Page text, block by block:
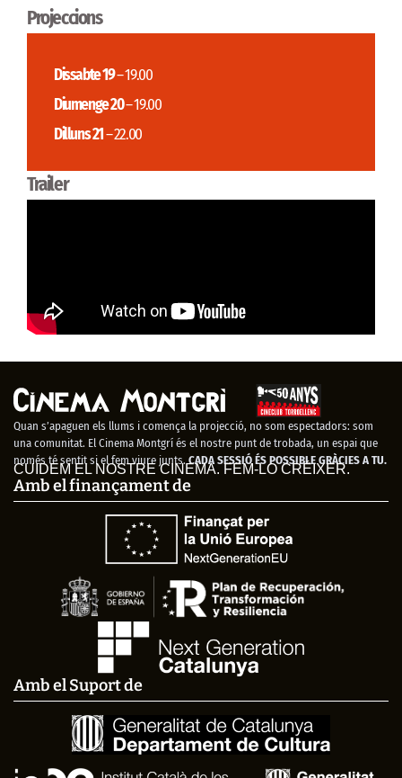
Projeccions
Dissabte 19– 19.00
Diumenge 20– 19.00
Dilluns 21– 22.00
Trailer
Quan s’apaguen els llums i comença la projecció, no som espectadors: som
una comunitat. El Cinema Montgrí és el nostre punt de trobada, un espai que
només té sentit si el fem viure junts.CADA SESSIÓ ÉS POSSIBLE GRÀCIES A TU.
CUIDEM EL NOSTRE CINEMA. FEM-LO CRÉIXER.
Amb el finançament de
Amb el Suport de